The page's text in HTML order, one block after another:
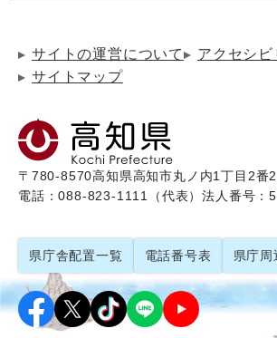
サイトの運営について
アクセシ
サイトマップ
〒780-8570高知県高知市丸ノ内1丁目2番
電話：088-823-1111（代表）法人番号：
県庁舎配置一覧 電話番号表 県庁周